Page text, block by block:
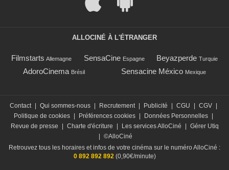
ALLOCINÉ À L'ÉTRANGER
Filmstarts Allemagne SensaCine Espagne Beyazperde Turquie
AdoroCinema Brésil Sensacine México Mexique
Contact Qui sommes-nous Recrutement Publicité CGU CGV
Politique de cookies
Préférences cookies Données Personnelles
Revue de presse
Charte d'écriture Les services AlloCiné
Gérer Utiq
©AlloCiné
Retrouvez tous les horaires et infos de votre cinéma sur le numéro AlloCiné :
0 892 892 892(0,90€/minute)